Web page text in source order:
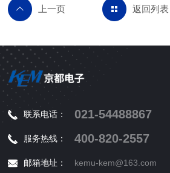
返回列表
联系电话： 021-54488867
服务热线： 400-820-2557
邮箱地址： kemu-kem@163.com